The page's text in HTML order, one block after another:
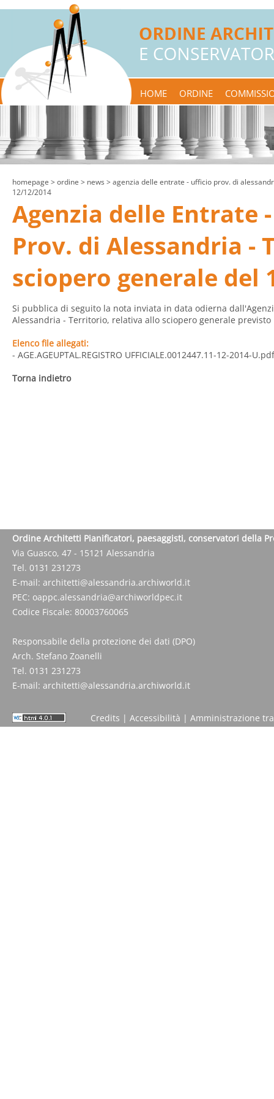
HOME ORDINE
homepage > ordine > news > agenzia delle entrate - ufficio prov. di
12/12/2014
Agenzia delle Entrate
Prov. di Alessandria -
sciopero generale del
Si pubblica di seguito la nota inviata in data odierna
Alessandria - Territorio, relativa allo sciopero generale
Elenco file allegati:
- AGE.AGEUPTAL.REGISTRO UFFICIALE.0012447.11-12-2014-U.pdf
Torna indietro
Ordine Architetti Pianificatori, paesaggisti, conservatori della
Via Guasco, 47 - 15121 Alessandria
Tel. 0131 231273
E-mail: architetti@alessandria.archiworld.it
PEC: oappc.alessandria@archiworldpec.it
Codice Fiscale: 80003760065
Responsabile della protezione dei dati (DPO)
Arch. Stefano Zoanelli
Tel. 0131 231273
E-mail: architetti@alessandria.archiworld.it
Credits | Accessibilità | Amministrazione